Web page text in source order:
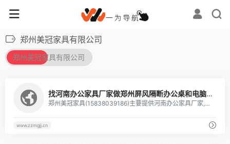
郑州美冠家具有限公司
郑州美冠家具有限公司
找河南办公家具厂家做郑州屏风隔断办公桌和电脑桌椅定做，推荐美冠家具
郑州美冠家具(15838039186)主要提供河南办公家具厂家,郑州屏风隔断办公桌,电脑桌椅定做,办公椅批发,员工工位桌销售,职员办公桌订制等相关产品与服务。本企业产品及服务质量过硬，目前企业经营情况良好。在日常经营过程中我们安时完税、依法经营、爱国爱岗、产业报国。
www.zzmgjj.cn